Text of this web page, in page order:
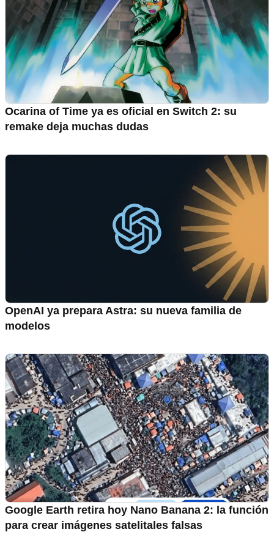
Ocarina of Time ya es oficial en Switch 2: su
remake deja muchas dudas
OpenAI ya prepara Astra: su nueva familia de
modelos
Google Earth retira hoy Nano Banana 2: la función
para crear imágenes satelitales falsas